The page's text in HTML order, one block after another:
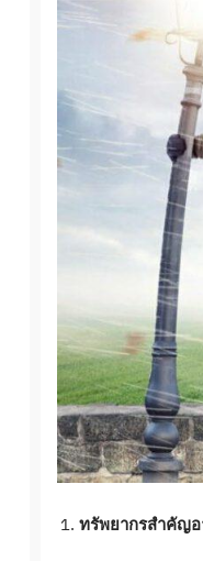
ทรัพยากรสำคัญอ